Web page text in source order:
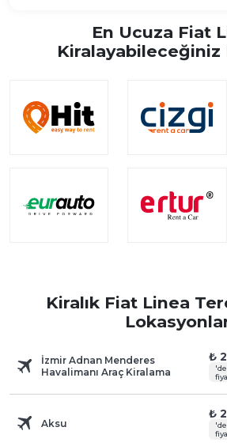
En Ucuza Fiat
Kiralayabileceğiniz
Kiralık Fiat Linea
İzmir Adnan Menderes
Havalimanı Araç Kiralama
₺
Aksu
₺